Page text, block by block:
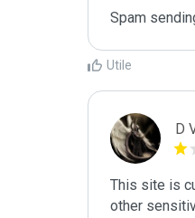
Spam
Utile
D
This site is
other